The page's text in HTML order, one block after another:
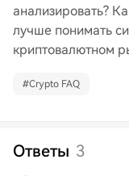
анализировать?
лучше понимать
криптовалютном
#Crypto FAQ
Ответы 3